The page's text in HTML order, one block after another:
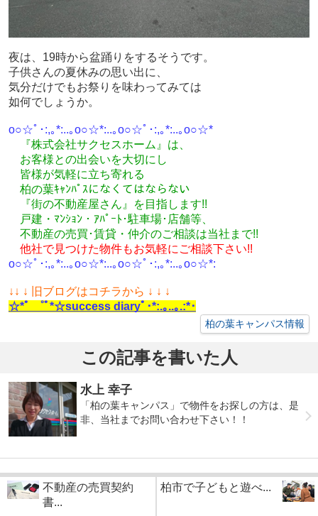
夜は、19時から盆踊りをするそうです。
子供さんの夏休みの思い出に、
気分だけでもお祭りを味わってみては
如何でしょうか。
o○☆ﾟ･:,｡*:..｡o○☆*:..｡o○☆ﾟ･:,｡*:..｡o○☆*
『株式会社サクセスホーム』は、
お客様との出会いを大切にし
皆様が気軽に立ち寄れる
柏の葉ｷｬﾝﾊﾟｽになくてはならない
『街の不動産屋さん』を目指します!!
戸建・ﾏﾝｼｮﾝ・ｱﾊﾟｰﾄ･駐車場･店舗等、
不動産の売買･賃貸・仲介のご相談は当社まで!!
他社で見つけた物件もお気軽にご相談下さい!!
o○☆ﾟ･:,｡*:..｡o○☆*:..｡o○☆ﾟ･:,｡*:..｡o○☆*:
↓ ↓ ↓ 旧ブログはコチラから ↓ ↓ ↓
☆*ﾟ ゜ﾟ*☆success diaryﾟ･*:.｡..｡.:*･
柏の葉キャンパス情報
この記事を書いた人
水上 幸子
「柏の葉キャンパス」で物件をお探しの方は、是
非、当社までお問い合わせ下さい！！
不動産の売買契約
書...
柏市で子どもと遊べ...